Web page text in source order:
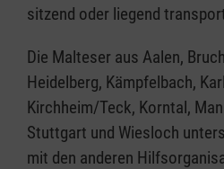
sitzend oder liegend
Die Malteser aus Aalen,
Heidelberg, Kämpfelbach,
Kirchheim/Teck, Korntal,
Stuttgart und Wiesloch
mit den anderen